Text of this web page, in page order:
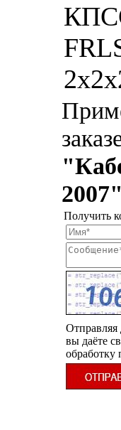
Получить
Отправляя
вы даёте
обработку